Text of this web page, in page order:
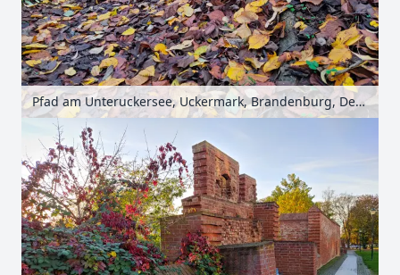
Pfad am Unteruckersee, Uckermark, Brandenburg, Deutschland